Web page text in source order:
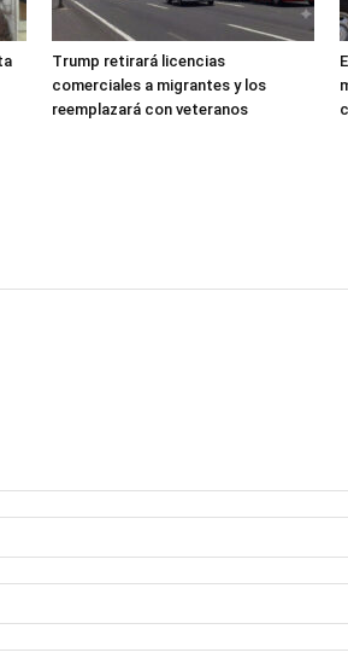
Trump retirará licencias
comerciales a migrantes y los
reemplazará con veteranos